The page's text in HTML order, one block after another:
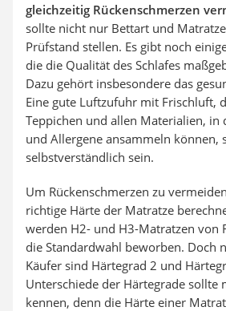
gleichzeitig Rückenschmerzen
sollte nicht nur Bettart und
Prüfstand stellen. Es gibt noch
die die Qualität des Schlafes
Dazu gehört insbesondere das
Eine gute Luftzufuhr mit Frischluft,
Teppichen und allen Materialien, in
und Allergene ansammeln können,
selbstverständlich sein.
Um Rückenschmerzen zu
richtige Härte der Matratze
werden H2- und H3-Matratzen von
die Standardwahl beworben. Doch
Käufer sind Härtegrad 2 und
Unterschiede der Härtegrade sollte
kennen, denn die Härte einer